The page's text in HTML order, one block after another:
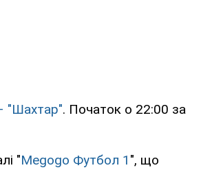
"Шахтар". Початок о 22:00 за
"Megogo Футбол 1 ", що